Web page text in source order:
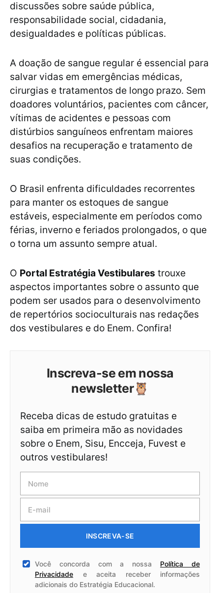
discussões sobre saúde pública,
responsabilidade social, cidadania,
desigualdades e políticas públicas.
A doação de sangue regular é essencial para
salvar vidas em emergências médicas,
cirurgias e tratamentos de longo prazo. Sem
doadores voluntários, pacientes com câncer,
vítimas de acidentes e pessoas com
distúrbios sanguíneos enfrentam maiores
desafios na recuperação e tratamento de
suas condições.
O Brasil enfrenta dificuldades recorrentes
para manter os estoques de sangue
estáveis, especialmente em períodos como
férias, inverno e feriados prolongados, o que
o torna um assunto sempre atual.
O Portal Estratégia Vestibulares trouxe
aspectos importantes sobre o assunto que
podem ser usados para o desenvolvimento
de repertórios socioculturais nas redações
dos vestibulares e do Enem. Confira!
Inscreva-se em nossa
newsletter🦉
Receba dicas de estudo gratuitas e
saiba em primeira mão as novidades
sobre o Enem, Sisu, Encceja, Fuvest e
outros vestibulares!
INSCREVA-SE
Você concorda com a nossa Política de
Privacidade e aceita receber informações
adicionais do Estratégia Educacional.